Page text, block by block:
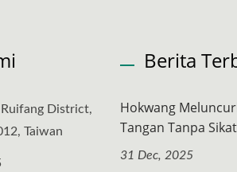
District,
Taiwan
Berita
Hokwang
Tangan Tanpa
31 Dec, 2025